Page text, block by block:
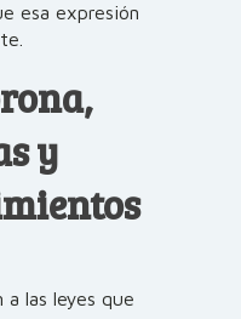
esa expresión
y
a las leyes que